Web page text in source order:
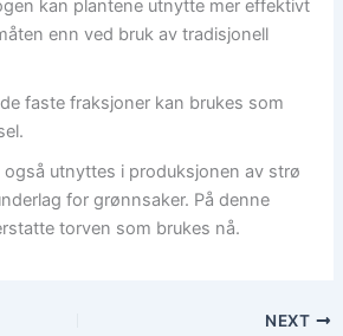
kan plantene utnytte mer effektivt
enn ved bruk av tradisjonell
faste fraksjoner kan brukes som
utnyttes i produksjonen av strø
for grønnsaker. På denne
torven som brukes nå.
NEXT